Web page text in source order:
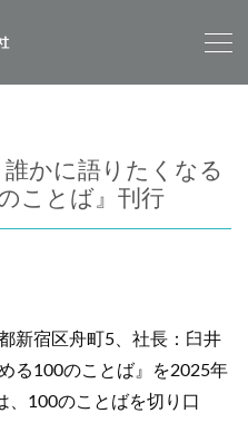
かに語りたくなる
ことば』刊行
新宿区舟町5、社長：臼井
る100のことば』を2025年
、100のことばを切り口